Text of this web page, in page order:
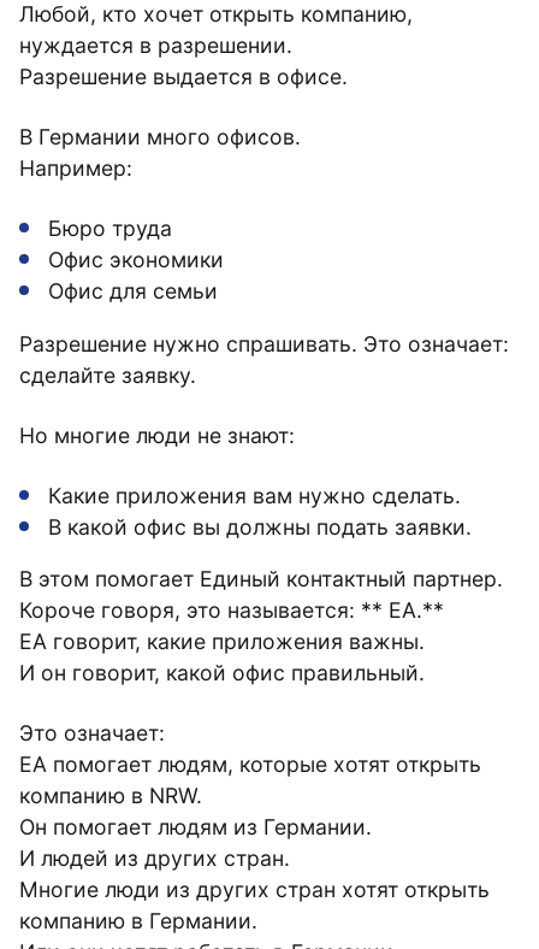
Любой, кто хочет открыть компанию,
нуждается в разрешении.
Разрешение выдается в офисе.
В Германии много офисов.
Например:
Бюро труда
Офис экономики
Офис для семьи
Разрешение нужно спрашивать. Это означает:
сделайте заявку.
Но многие люди не знают:
Какие приложения вам нужно сделать.
В какой офис вы должны подать заявки.
В этом помогает Единый контактный партнер.
Короче говоря, это называется: ** EA.**
EA говорит, какие приложения важны.
И он говорит, какой офис правильный.
Это означает:
EA помогает людям, которые хотят открыть
компанию в NRW.
Он помогает людям из Германии.
И людей из других стран.
Многие люди из других стран хотят открыть
компанию в Германии.